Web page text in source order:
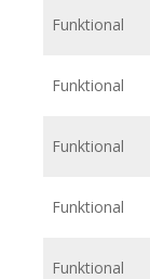
Funktional
Funktional
Funktional
Funktional
Funktional